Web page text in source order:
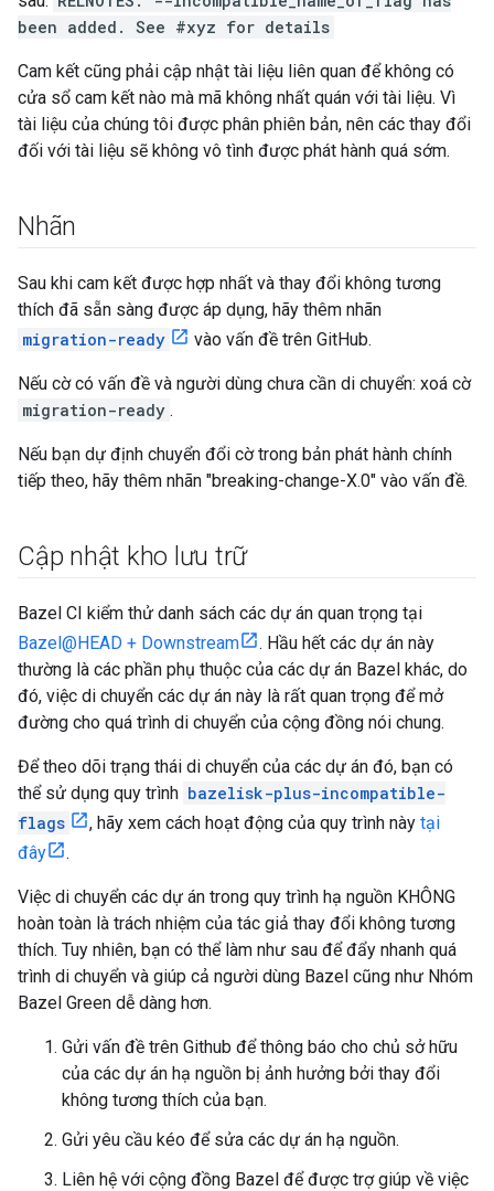
been added. See #xyz for details
Cam kết cũng phải cập nhật tài liệu liên quan để không có
cửa sổ cam kết nào mà mã không nhất quán với tài liệu. Vì
tài liệu của chúng tôi được phân phiên bản, nên các thay đổi
đối với tài liệu sẽ không vô tình được phát hành quá sớm.
Nhãn
Sau khi cam kết được hợp nhất và thay đổi không tương
thích đã sẵn sàng được áp dụng, hãy thêm nhãn
migration-ready
vào vấn đề trên GitHub.
Nếu cờ có vấn đề và người dùng chưa cần di chuyển: xoá cờ
migration-ready .
Nếu bạn dự định chuyển đổi cờ trong bản phát hành chính
tiếp theo, hãy thêm nhãn "breaking-change-X.0" vào vấn đề.
Cập nhật kho lưu trữ
Bazel CI kiểm thử danh sách các dự án quan trọng tại
Bazel@HEAD + Downstream
. Hầu hết các dự án này
thường là các phần phụ thuộc của các dự án Bazel khác, do
đó, việc di chuyển các dự án này là rất quan trọng để mở
đường cho quá trình di chuyển của cộng đồng nói chung.
Để theo dõi trạng thái di chuyển của các dự án đó, bạn có
thể sử dụng quy trình bazelisk-plus-incompatible-
flags
, hãy xem cách hoạt động của quy trình này tại
đây
.
Việc di chuyển các dự án trong quy trình hạ nguồn KHÔNG
hoàn toàn là trách nhiệm của tác giả thay đổi không tương
thích. Tuy nhiên, bạn có thể làm như sau để đẩy nhanh quá
trình di chuyển và giúp cả người dùng Bazel cũng như Nhóm
Bazel Green dễ dàng hơn.
Gửi vấn đề trên Github để thông báo cho chủ sở hữu
của các dự án hạ nguồn bị ảnh hưởng bởi thay đổi
không tương thích của bạn.
Gửi yêu cầu kéo để sửa các dự án hạ nguồn.
Liên hệ với cộng đồng Bazel để được trợ giúp về việc